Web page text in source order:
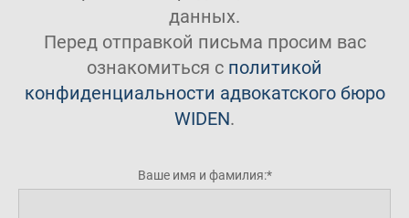
данных.
Перед отправкой письма просим вас
ознакомиться с политикой
конфиденциальности адвокатского бюро
WIDEN.
Ваше имя и фамилия: